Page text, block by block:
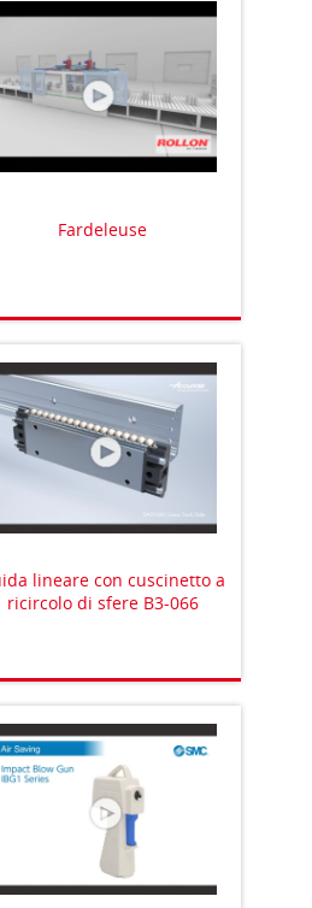
Fardeleuse
lineare con cuscinetto a
ricircolo di sfere B3-066